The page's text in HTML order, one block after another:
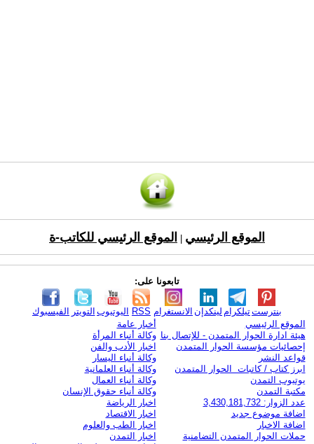
الموقع الرئيسي الموقع الرئيسي للكاتب-ة
تابعونا على:
الفيسبوك التويتر اليوتيوب RSS الانستغرام لينكدإن تيلكرامبنترست
الموقع الرئيسي
هيئة ادارة الحوار المتمدن - للإتصال بنا
إحصائيات مؤسسة الحوار المتمدن
قواعد النشر
ابرز كتاب / كاتبات الحوار المتمدن
يوتيوب التمدن
مكتبة التمدن
عدد الزوار: 3,430,181,732
اضافة موضوع جديد
اضافة الاخبار
حملات الحوار المتمدن التضامنية
أخبار عامة
وكالة أنباء المرأة
اخبار الأدب والفن
وكالة أنباء اليسار
وكالة أنباء العلمانية
وكالة أنباء العمال
وكالة أنباء حقوق الإنسان
اخبار الرياضة
اخبار الاقتصاد
اخبار الطب والعلوم
اخبار التمدن